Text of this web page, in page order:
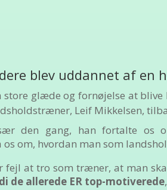
blev uddannet af en
store glæde og fornøjelse at
Leif Mikkelsen,
den gang, han fortalte os
om, hvordan man som
fejl at tro som træner, at man
de allerede ER top-motiverede